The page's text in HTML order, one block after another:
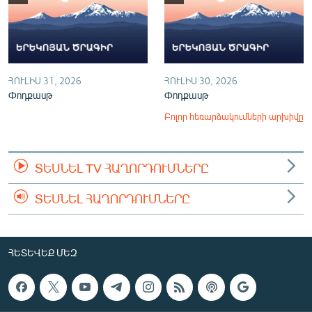
ՀՈՒԼԻՍ 31, 2026
Փոդքասթ
ՀՈՒԼԻՍ 30, 2026
Փոդքասթ
Բոլոր հեռարձակումների արխիվը
ՏԵՍՆԵԼ TV ՀԱՂՈՐԴՈՒՄՆԵՐԸ
ՏԵՍՆԵԼ ՀԱՂՈՐԴՈՒՄՆԵՐԸ
ՀԵՏԵՎԵՔ ՄԵԶ